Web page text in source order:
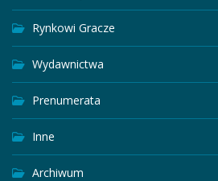
Rynkowi Gracze
Wydawnictwa
Prenumerata
Inne
Archiwum